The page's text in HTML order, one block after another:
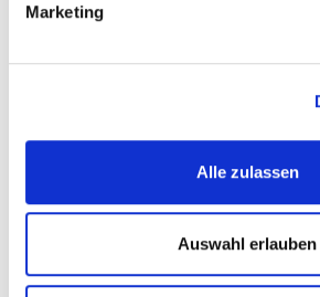
Marketing
Alle zulassen
Auswahl erlauben